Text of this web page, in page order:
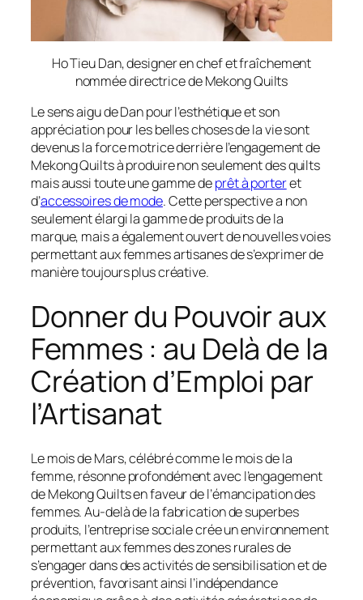
Ho Tieu Dan, designer en chef et fraîchement
nommée directrice de Mekong Quilts
Le sens aigu de Dan pour l’esthétique et son
appréciation pour les belles choses de la vie sont
devenus la force motrice derrière l’engagement de
Mekong Quilts à produire non seulement des quilts
mais aussi toute une gamme deprêt à porteret
d’accessoires de mode. Cette perspective a non
seulement élargi la gamme de produits de la
marque, mais a également ouvert de nouvelles voies
permettant aux femmes artisanes de s’exprimer de
manière toujours plus créative.
Donner du Pouvoir aux
Femmes : au Delà de la
Création d’Emploi par
l’Artisanat
Le mois de Mars, célébré comme le mois de la
femme, résonne profondément avec l’engagement
de Mekong Quilts en faveur de l’émancipation des
femmes. Au-delà de la fabrication de superbes
produits, l’entreprise sociale crée un environnement
permettant aux femmes des zones rurales de
s’engager dans des activités de sensibilisation et de
prévention, favorisant ainsi l’indépendance